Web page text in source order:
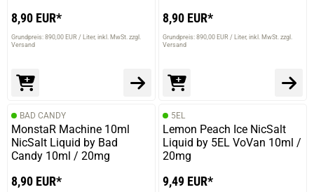
8,90 EUR*
Grundpreis: 890,00 EUR / Liter inkl. MwSt. zzgl.
Versand
8,90 EUR*
Grundpreis: 890,00 EUR / Liter inkl. MwSt. zzgl.
Versand
BAD CANDY
MonstaR Machine 10ml
NicSalt Liquid by Bad
Candy 10ml / 20mg
8,90 EUR*
5EL
Lemon Peach Ice NicSalt
Liquid by 5EL VoVan 10ml /
20mg
9,49 EUR*